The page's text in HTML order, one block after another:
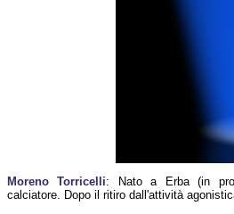
Moreno Torricelli: Nato a Erba (in
calciatore. Dopo il ritiro dall'attività